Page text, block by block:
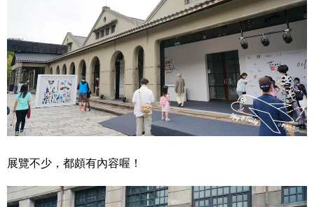
展覽不少，都頗有內容喔！